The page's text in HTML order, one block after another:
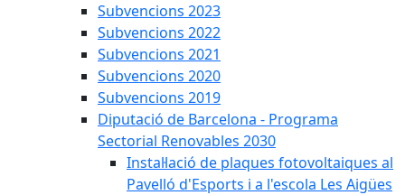
Subvencions 2023
Subvencions 2022
Subvencions 2021
Subvencions 2020
Subvencions 2019
Diputació de Barcelona - Programa
Sectorial Renovables 2030
Instal·lació de plaques fotovoltaiques al
Pavelló d'Esports i a l'escola Les Aigües